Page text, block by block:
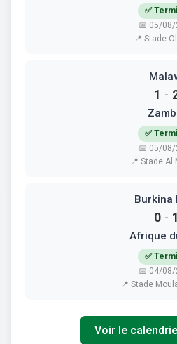
✅
📅 05/08/
📍 Stade
1 -
✅
📅 05/08/
📍 Stade Al
Burkina
0 - 1
Afrique
✅
📅 04/08/
📍 Stade
Voir le